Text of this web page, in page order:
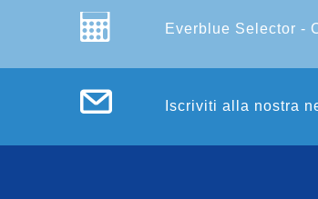
Everblue Selector -
Iscriviti alla nostra